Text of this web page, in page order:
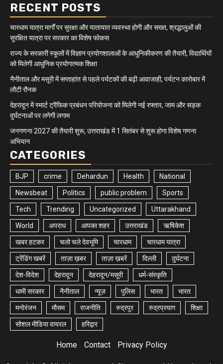
RECENT POSTS
चारधाम यात्रा मार्गों पर सुरक्षा और यातायात व्यवस्था होगी और सख्त, श्रद्धालुओं की
सुरक्षित यात्रा पर सरकार का विशेष फोकस
राज्य के सरकारी स्कूलों में विज्ञान प्रयोगशालाओं के आधुनिकीकरण की तैयारी, विद्यार्थियों
को मिलेगी आधुनिक प्रयोगात्मक शिक्षा
नैनीताल और मसूरी में सप्ताहांत से पहले पर्यटकों की बढ़ी आवाजाही, पर्यटन कारोबार में
लौटी रौनक
देहरादून में स्मार्ट ट्रैफिक प्रबंधन परियोजना को मिलेगी नई रफ्तार, जाम और सड़क
दुर्घटनाओं पर लगेगी लगाम
जनगणना 2027 की तैयारी शुरू, उत्तराखंड में 1 सितंबर से शुरू होगा विशेष गणना
अभियान
CATEGORIES
BJP crime Dehardun Health National
Newsbeat Politics public problem Sports
Tech Trending Uncategorized Uttarakhand
World अपराध आपका शहर उत्तराखंड ऋषिकेश
खबर हटकर चलो चले देवभूमि चारधाम चारधाम यात्रा
ट्रेंडिंग खबरें ताज़ा ख़बर ताज़ा ख़बरें दिल्ली दुर्घटना
देश-विदेश देहरादून देहरादून/मसूरी धर्म-संस्कृति
धामी सरकार नैनीताल न्यूज़ पुलिस भारत भारत
मनोरंजन मौसम राजनीति रुद्रपुर रुद्रप्रयाग शिक्षा
सोशल मीडिया वायरल हरिद्वार
Home Contact Privacy Policy